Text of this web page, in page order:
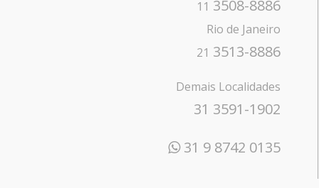
11 3508-8886
Rio de Janeiro
21 3513-8886
Demais Localidades
31 3591-1902
31 9 8742 0135